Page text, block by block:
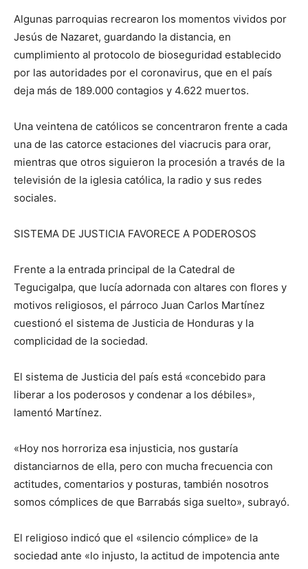
Algunas parroquias recrearon los momentos vividos por
Jesús de Nazaret, guardando la distancia, en
cumplimiento al protocolo de bioseguridad establecido
por las autoridades por el coronavirus, que en el país
deja más de 189.000 contagios y 4.622 muertos.
Una veintena de católicos se concentraron frente a cada
una de las catorce estaciones del viacrucis para orar,
mientras que otros siguieron la procesión a través de la
televisión de la iglesia católica, la radio y sus redes
sociales.
SISTEMA DE JUSTICIA FAVORECE A PODEROSOS
Frente a la entrada principal de la Catedral de
Tegucigalpa, que lucía adornada con altares con flores y
motivos religiosos, el párroco Juan Carlos Martínez
cuestionó el sistema de Justicia de Honduras y la
complicidad de la sociedad.
El sistema de Justicia del país está «concebido para
liberar a los poderosos y condenar a los débiles»,
lamentó Martínez.
«Hoy nos horroriza esa injusticia, nos gustaría
distanciarnos de ella, pero con mucha frecuencia con
actitudes, comentarios y posturas, también nosotros
somos cómplices de que Barrabás siga suelto», subrayó.
El religioso indicó que el «silencio cómplice» de la
sociedad ante «lo injusto, la actitud de impotencia ante